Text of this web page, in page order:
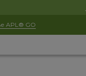
APL® GO